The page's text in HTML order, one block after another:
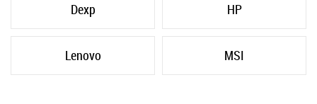
Dexp HP
Lenovo MSI